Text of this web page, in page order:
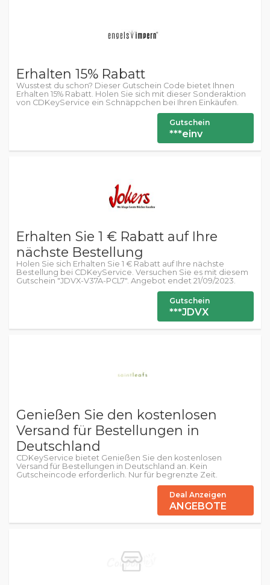
Erhalten 15% Rabatt
Wusstest du schon? Dieser Gutschein Code bietet Ihnen
Erhalten 15% Rabatt. Holen Sie sich mit dieser Sonderaktion
von CDKeyService ein Schnäppchen bei Ihren Einkäufen.
Gutschein
***einv
Erhalten Sie 1 € Rabatt auf Ihre
nächste Bestellung
Holen Sie sich Erhalten Sie 1 € Rabatt auf Ihre nächste
Bestellung bei CDKeyService. Versuchen Sie es mit diesem
Gutschein "JDVX-V37A-PCL7". Angebot endet 21/09/2023.
Gutschein
***JDVX
Genießen Sie den kostenlosen
Versand für Bestellungen in
Deutschland
CDKeyService bietet Genießen Sie den kostenlosen
Versand für Bestellungen in Deutschland an. Kein
Gutscheincode erforderlich. Nur für begrenzte Zeit.
Deal Anzeigen
ANGEBOTE